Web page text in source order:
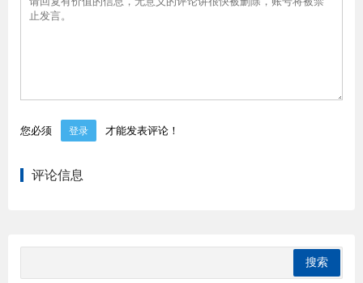
您必须 登录 才能发表评论！
评论信息